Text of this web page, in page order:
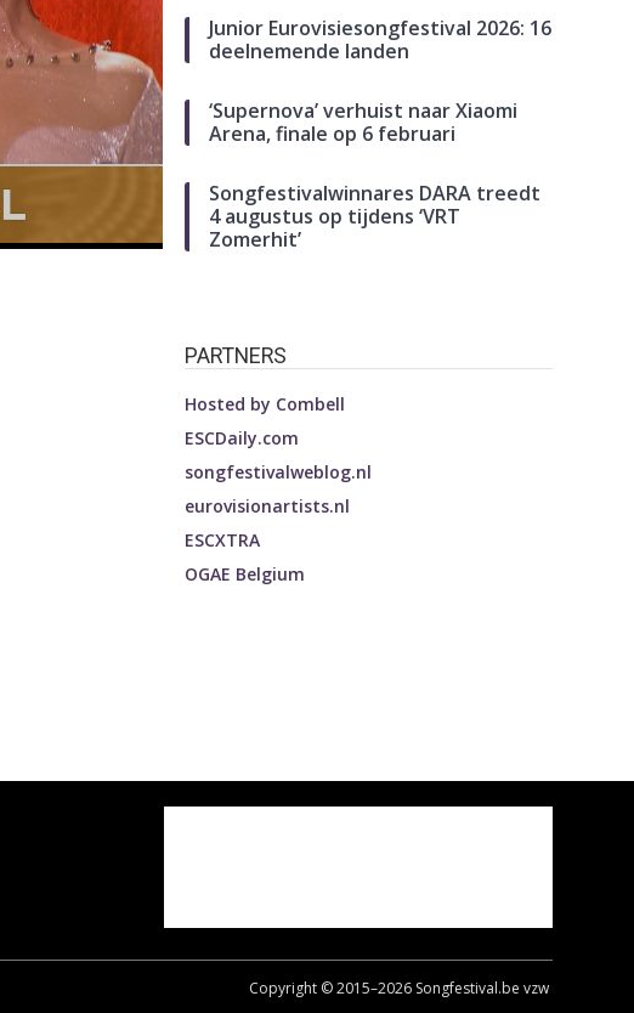
Junior Eurovisiesongfestival 2026: 16
deelnemende landen
‘Supernova’ verhuist naar Xiaomi
Arena, finale op 6 februari
Songfestivalwinnares DARA treedt
4 augustus op tijdens ‘VRT
Zomerhit’
PARTNERS
Hosted by Combell
ESCDaily.com
songfestivalweblog.nl
eurovisionartists.nl
ESCXTRA
OGAE Belgium
Copyright © 2015–2026 Songfestival.be vzw